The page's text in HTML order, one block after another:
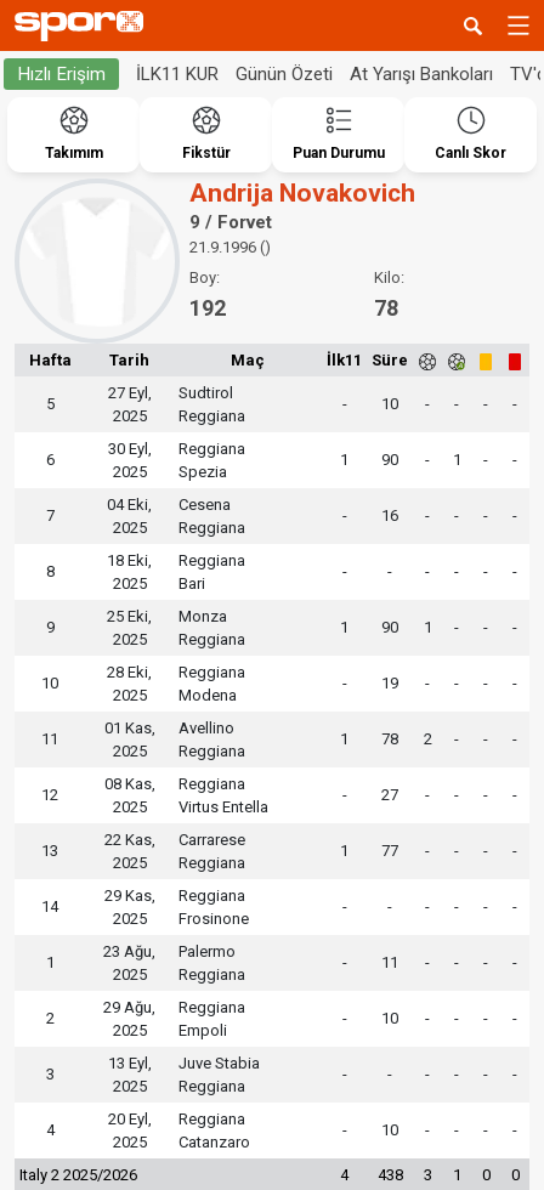
Hızlı Erişim İLK11 KUR Günün Özeti At Yarışı Bankoları
Takımım Fikstür Puan Durumu Canlı Skor
Andrija Novakovich
9 / Forvet
21.9.1996 ()
Boy:
192
Kilo:
78
Hafta Tarih Maç İlk11 Süre
5
27 Eyl,
2025
Sudtirol
Reggiana
- 10 - - - -
6
30 Eyl,
2025
Reggiana
Spezia
1 90 - 1 - -
7
04 Eki,
2025
Cesena
Reggiana
- 16 - - - -
8
18 Eki,
2025
Reggiana
Bari
- - - - - -
9
25 Eki,
2025
Monza
Reggiana
1 90 1 - - -
10
28 Eki,
2025
Reggiana
Modena
- 19 - - - -
11
01 Kas,
2025
Avellino
Reggiana
1 78 2 - - -
12
08 Kas,
2025
Reggiana
Virtus Entella
- 27 - - - -
13
22 Kas,
2025
Carrarese
Reggiana
1 77 - - - -
14
29 Kas,
2025
Reggiana
Frosinone
- - - - - -
1
23 Ağu,
2025
Palermo
Reggiana
- 11 - - - -
2
29 Ağu,
2025
Reggiana
Empoli
- 10 - - - -
3
13 Eyl,
2025
Juve Stabia
Reggiana
- - - - - -
4
20 Eyl,
2025
Reggiana
Catanzaro
- 10 - - - -
Italy 2 2025/2026 4 438 3 1 0 0